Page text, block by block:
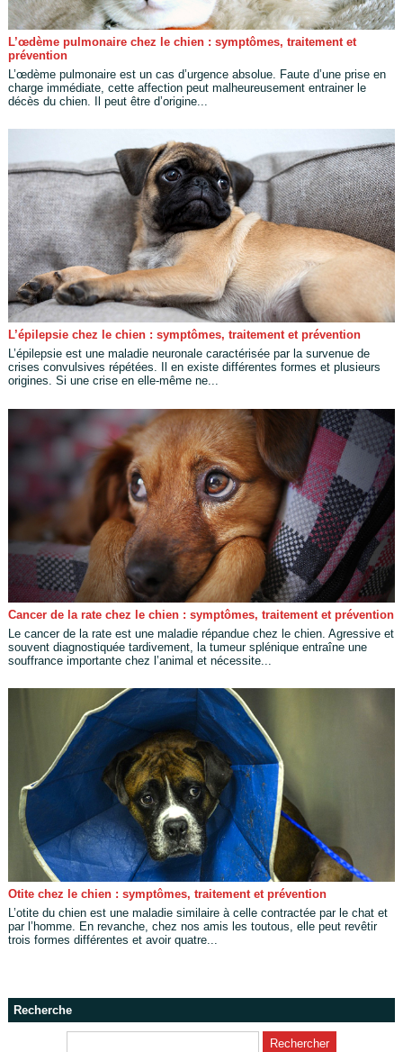
L’œdème pulmonaire chez le chien : symptômes, traitement et
prévention
L’œdème pulmonaire est un cas d’urgence absolue. Faute d’une prise en
charge immédiate, cette affection peut malheureusement entrainer le
décès du chien. Il peut être d’origine...
L’épilepsie chez le chien : symptômes, traitement et prévention
L’épilepsie est une maladie neuronale caractérisée par la survenue de
crises convulsives répétées. Il en existe différentes formes et plusieurs
origines. Si une crise en elle-même ne...
Cancer de la rate chez le chien : symptômes, traitement et prévention
Le cancer de la rate est une maladie répandue chez le chien. Agressive et
souvent diagnostiquée tardivement, la tumeur splénique entraîne une
souffrance importante chez l’animal et nécessite...
Otite chez le chien : symptômes, traitement et prévention
L’otite du chien est une maladie similaire à celle contractée par le chat et
par l’homme. En revanche, chez nos amis les toutous, elle peut revêtir
trois formes différentes et avoir quatre...
Recherche